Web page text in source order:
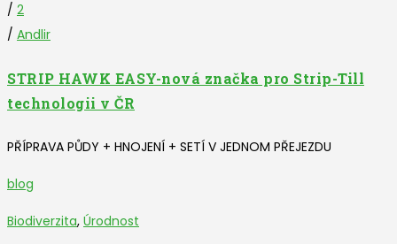
/ 2
/ Andlir
STRIP HAWK EASY-nová značka pro Strip-Till
technologii v ČR
PŘÍPRAVA PŮDY + HNOJENÍ + SETÍ V JEDNOM PŘEJEZDU
blog
Biodiverzita, Úrodnost